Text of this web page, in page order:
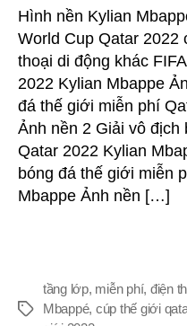
Hình nền Kylian
World Cup Qatar 2022
thoại di động khác
2022 Kylian Mbappe
đá thế giới miễn phí
Ảnh nền 2 Giải vô
Qatar 2022 Kylian
bóng đá thế giới miễn
Mbappe Ảnh nền […]
Thẻ
tầng lớp, miễn phí, điện
Mbappé, cúp thế giới